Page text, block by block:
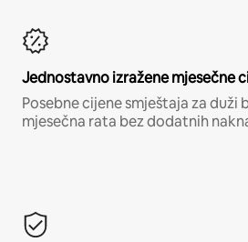
Jednostavno izražene mjesečne
Posebne cijene smještaja za duži
mjesečna rata bez dodatnih